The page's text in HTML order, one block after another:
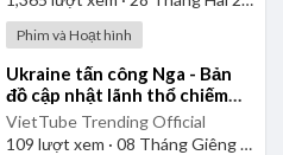
Phim và Hoạt hình
⁣Ukraine tấn công Nga - Bản
đồ cập nhật lãnh thổ chiếm
đóng Kursk từ ngày
06/08/2024 đến 06/01/2025
VietTube Trending Official
109 lượt xem · 08 Tháng Giêng 2025